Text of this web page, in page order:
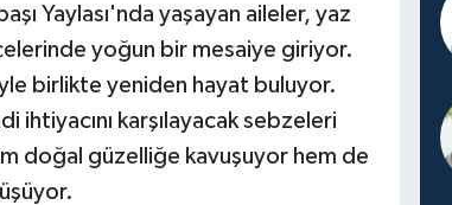
Yaylası'nda yaşayan aileler, yaz
yoğun bir mesaiye giriyor.
birlikte yeniden hayat buluyor.
ihtiyacını karşılayacak sebzeleri
doğal güzelliğe kavuşuyor hem de